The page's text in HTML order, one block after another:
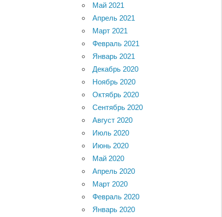
Май 2021
Апрель 2021
Март 2021
Февраль 2021
Январь 2021
Декабрь 2020
Ноябрь 2020
Октябрь 2020
Сентябрь 2020
Август 2020
Июль 2020
Июнь 2020
Май 2020
Апрель 2020
Март 2020
Февраль 2020
Январь 2020